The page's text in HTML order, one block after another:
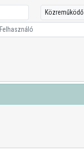
Közreműködő
Felhasználó